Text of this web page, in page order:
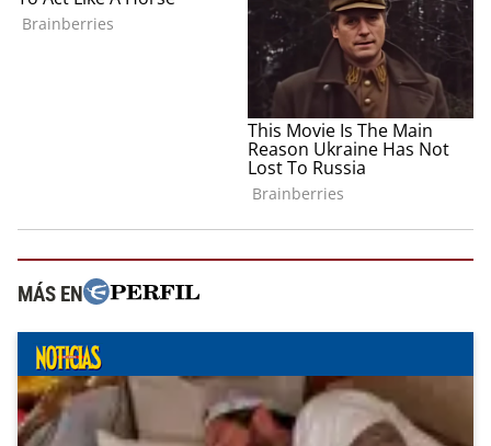
MÁS EN